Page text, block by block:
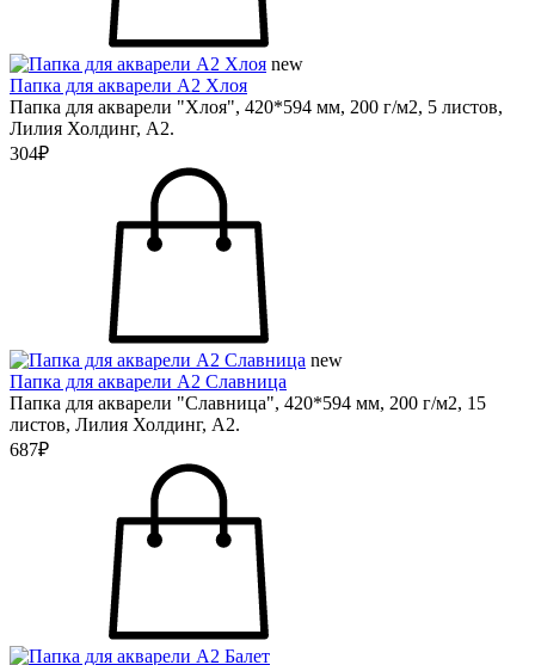
new
Папка для акварели А2 Хлоя
Папка для акварели "Хлоя", 420*594 мм, 200 г/м2, 5 листов,
Лилия Холдинг, А2.
304₽
new
Папка для акварели А2 Славница
Папка для акварели "Славница", 420*594 мм, 200 г/м2, 15
листов, Лилия Холдинг, А2.
687₽